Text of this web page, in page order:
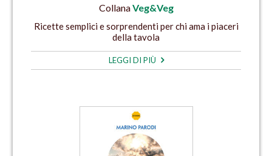
CollanaVeg&Veg
Ricette semplici e sorprendenti per chi ama i piaceri
della tavola
LEGGI DI PIÙ